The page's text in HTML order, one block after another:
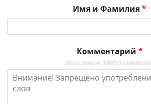
Имя и Фамилия*
Комментарий *
Максимум 1000 ()